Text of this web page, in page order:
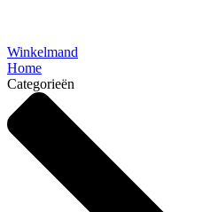
Winkelmand
Home
Categorieën